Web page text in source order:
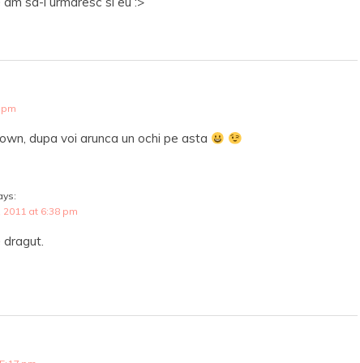
dupa voi arunca un ochi pe asta
at 6:38 pm
dragut.